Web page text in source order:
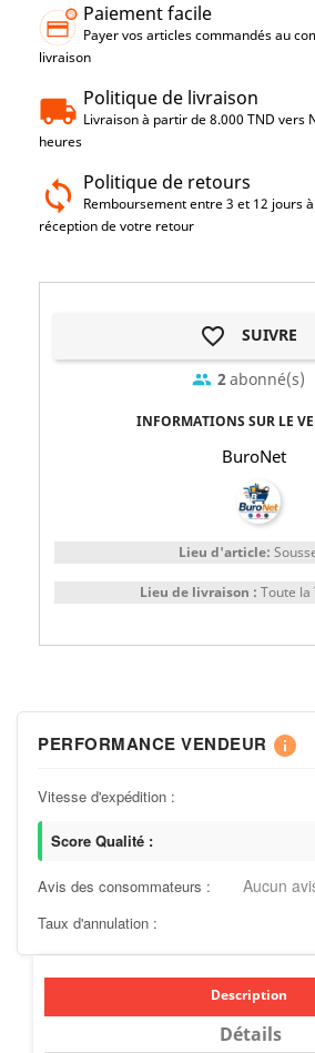
Paiement facile
Payer vos articles commandés au
livraison
Politique de livraison
Livraison à partir de 8.000 TND vers
heures
Politique de retours
Remboursement entre 3 et 12 jours
réception de votre retour
favorite_border SUIVRE
group 2abonné(s)
INFORMATIONS SUR LE
BuroNet
Lieu d'article:
Lieu de livraison : Toute la
PERFORMANCE VENDEUR info
Vitesse d'expédition :
Score Qualité :
Avis des consommateurs : Aucun
Taux d'annulation :
Description
Détails